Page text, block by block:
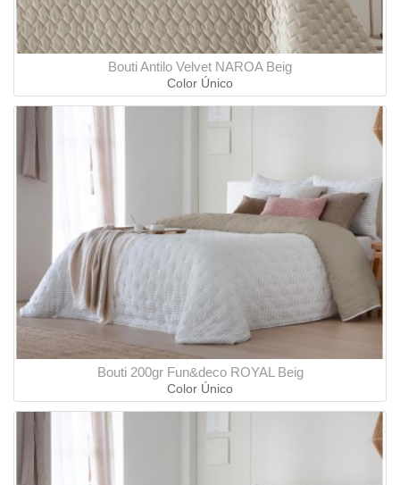
Bouti Antilo Velvet NAROA Beig
Color Único
Bouti 200gr Fun&deco ROYAL Beig
Color Único